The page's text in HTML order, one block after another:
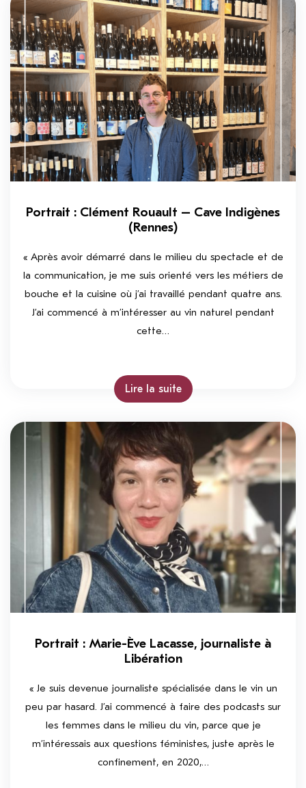
Portrait : Clément Rouault – Cave Indigènes
(Rennes)
« Après avoir démarré dans le milieu du spectacle et de
la communication, je me suis orienté vers les métiers de
bouche et la cuisine où j’ai travaillé pendant quatre ans.
J’ai commencé à m’intéresser au vin naturel pendant
cette…
Lire la suite
Portrait : Marie-Ève Lacasse, journaliste à
Libération
« Je suis devenue journaliste spécialisée dans le vin un
peu par hasard. J’ai commencé à faire des podcasts sur
les femmes dans le milieu du vin, parce que je
m’intéressais aux questions féministes, juste après le
confinement, en 2020,…